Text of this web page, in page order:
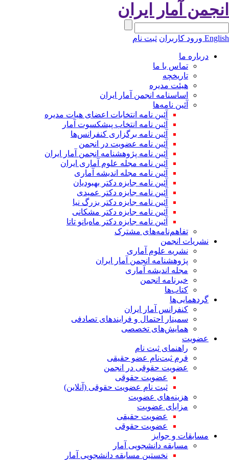
آمار ایران
ورود کاربران ثبت نام
درباره ما
تماس با ما
تاریخچه
هیئت مدیره
اساسنامه انجمن آمار ایران
آئین نامه‌ها
آئین نامه انتخابات اعضای هیات مدیره
آئین نامه انتخاب پیشکسوت آمار
آئین نامه برگزاری کنفرانس‌ها
آئین نامه عضویت در انجمن
آئین نامه پژوهشنامه انجمن آمار ایران
آئین نامه مجله علوم آماری ایران
آئین نامه مجله اندیشه آماری
آئین‌ نامه جایزه دکتر بهبودیان
آئین نامه جایزه دکتر عمیدی
آئین نامه جایزه دکتر بزرگ نیا
آئین نامه جایزه دکتر مشکانی
آئین نامه جایزه دکتر ماه‌بانو تاتا
تفاهم‌نامه‌های مشترک
نشریات انجمن
نشریه علوم آماری
پژوهشنامه انجمن آمار ایران
مجله اندیشه آماری
خبرنامه انجمن
کتاب‌ها
گردهمایی‌ها
کنفرانس آمار ایران
سمینار احتمال و فرایندهای تصادفی
همایش‌های تخصصی
عضویت
راهنمای ثبت نام
فرم ثبت‌نام عضو حقیقی
عضویت حقوقی در انجمن
عضویت حقوقی
ثبت نام عضویت حقوقی (آنلاین)
هزینه‌های عضویت
مزایای عضویت
عضویت حقیقی
عضویت حقوقی
مسابقات و جوایز
مسابقه دانشجویی آمار
نخستین مسابقه دانشجویی آمار